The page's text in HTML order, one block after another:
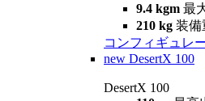
9.4 kgm 最
210 kg 装備
コンフィギュレ
new DesertX 100
DesertX 100